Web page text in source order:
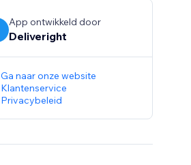
App ontwikkeld door
Deliveright
Ga naar onze website
Klantenservice
Privacybeleid